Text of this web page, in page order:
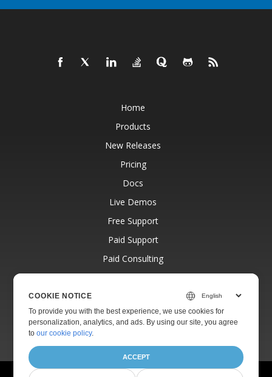
Home
Products
New Releases
Pricing
Docs
Live Demos
Free Support
Paid Support
Paid Consulting
Blog
About
COOKIE NOTICE
To provide you with the best experience, we use cookies for
personalization, analytics, and ads. By using our site, you agree
toour cookie policy.
ACCEPT